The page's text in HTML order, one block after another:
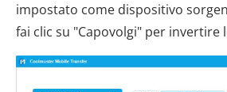
impostato come dispositivo
fai clic su "Capovolgi" per invertire